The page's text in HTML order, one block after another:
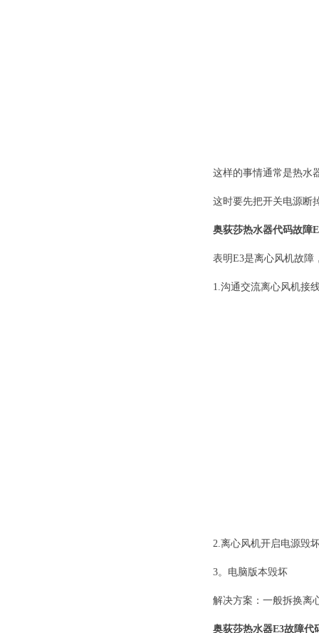
这样的事情通常是热水
这时要先把开关电源断
奥荻莎热水器代码故障
表明E3是离心风机故障
1.沟通交流离心风机接
2.离心风机开启电源毁
3。电脑版本毁坏
解决方案：一般拆换离
奥荻莎热水器E3故障代